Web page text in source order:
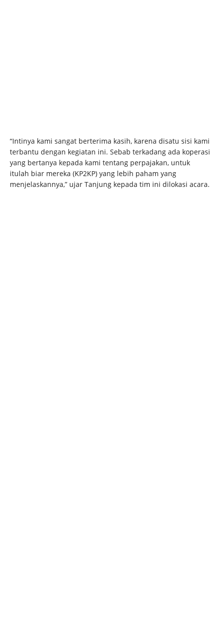
“Intinya kami sangat berterima kasih, karena disatu sisi kami
terbantu dengan kegiatan ini. Sebab terkadang ada koperasi
yang bertanya kepada kami tentang perpajakan, untuk
itulah biar mereka (KP2KP) yang lebih paham yang
menjelaskannya,” ujar Tanjung kepada tim ini dilokasi acara.